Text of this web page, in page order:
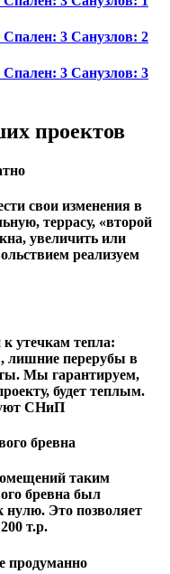
Спален: 3 Санузлов: 2
Спален: 3 Санузлов: 3
проектов
свои изменения в
террасу, «второй
увеличить или
реализуем
утечкам тепла:
лишние перерубы в
Мы гарантируем,
будет теплым.
СНиП
бревна
таким
бревна был
нулю. Это позволяет
т.р.
продуманно